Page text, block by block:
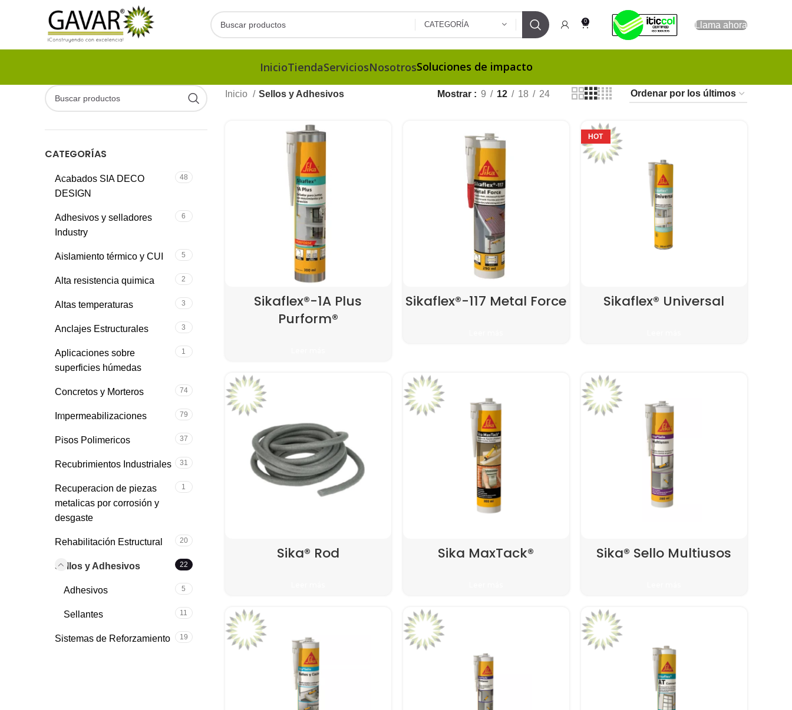
CATEGORÍA 0 Llama ahora
InicioTiendaServiciosNosotrosSoluciones de impacto
CATEGORÍAS
Acabados SIA DECO
DESIGN
48
Adhesivos y selladores
Industry
6
Aislamiento térmico y CUI 5
Alta resistencia quimica 2
Altas temperaturas 3
Anclajes Estructurales 3
Aplicaciones sobre
superficies húmedas
1
Concretos y Morteros 74
Impermeabilizaciones 79
Pisos Polimericos 37
Recubrimientos Industriales 31
Recuperacion de piezas
metalicas por corrosión y
desgaste
1
Rehabilitación Estructural 20
Sellos y Adhesivos 22
Adhesivos 5
Sellantes 11
Sistemas de Reforzamiento 19
Inicio Sellos y Adhesivos Mostrar 9 12 18 24
Sikaflex®-1A Plus
Purform®
Sikaflex®-117 Metal Force
HOT
Sikaflex® Universal
Sika® Rod Sika MaxTack® Sika® Sello Multiusos